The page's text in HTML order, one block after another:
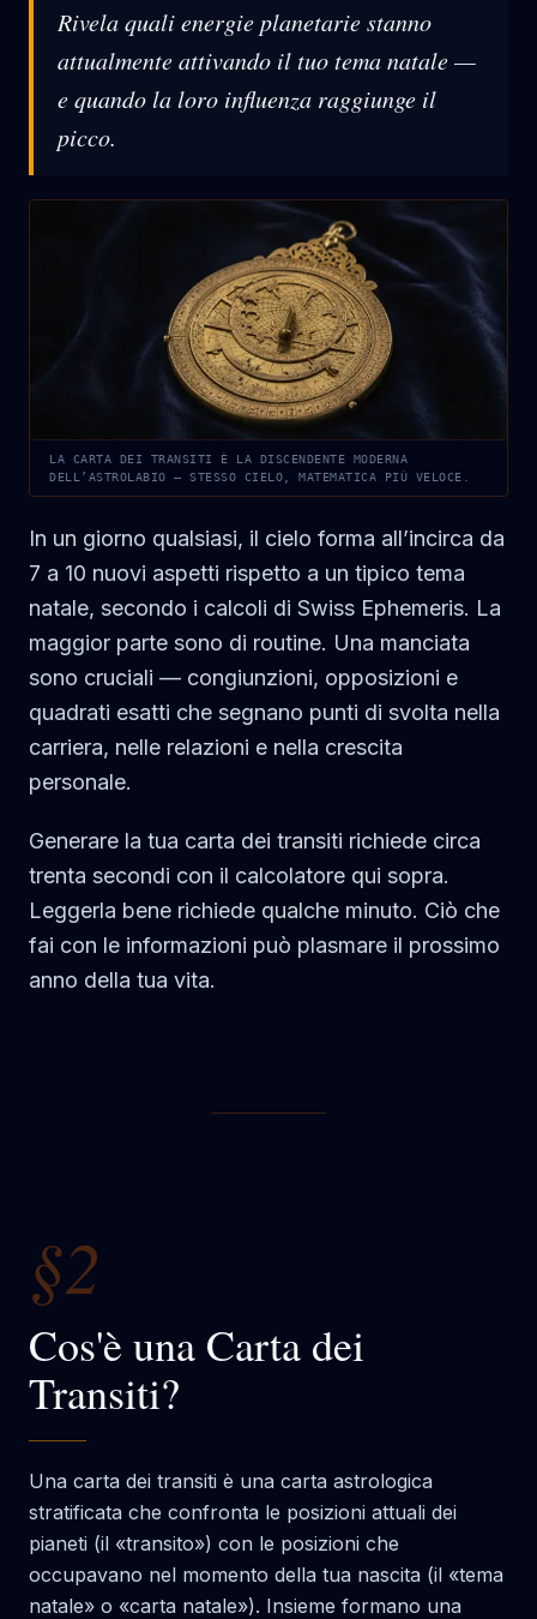
Rivela quali energie planetarie stanno
attualmente attivando il tuo tema natale —
e quando la loro influenza raggiunge il
picco.
LA CARTA DEI TRANSITI È LA DISCENDENTE MODERNA
DELL’ASTROLABIO — STESSO CIELO, MATEMATICA PIÙ VELOCE.
In un giorno qualsiasi, il cielo forma all’incirca da
7 a 10 nuovi aspetti rispetto a un tipico tema
natale, secondo i calcoli di Swiss Ephemeris. La
maggior parte sono di routine. Una manciata
sono cruciali — congiunzioni, opposizioni e
quadrati esatti che segnano punti di svolta nella
carriera, nelle relazioni e nella crescita
personale.
Generare la tua carta dei transiti richiede circa
trenta secondi con il calcolatore qui sopra.
Leggerla bene richiede qualche minuto. Ciò che
fai con le informazioni può plasmare il prossimo
anno della tua vita.
§2
Cos'è una Carta dei
Transiti?
Una carta dei transiti è una carta astrologica
stratificata che confronta le posizioni attuali dei
pianeti (il «transito») con le posizioni che
occupavano nel momento della tua nascita (il «tema
natale» o «carta natale»). Insieme formano una